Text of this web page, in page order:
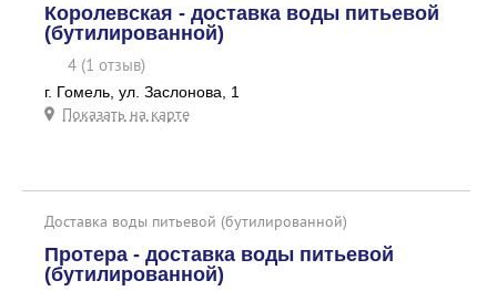
Королевская - доставка воды питьевой
(бутилированной)
4 (1 отзыв)
г. Гомель, ул. Заслонова, 1
Показать на карте
Доставка воды питьевой (бутилированной)
Протера - доставка воды питьевой
(бутилированной)